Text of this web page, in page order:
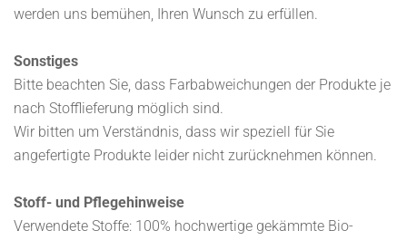
werden uns bemühen, Ihren Wunsch zu erfüllen.
Sonstiges
Bitte beachten Sie, dass Farbabweichungen der Produkte je
nach Stofflieferung möglich sind.
Wir bitten um Verständnis, dass wir speziell für Sie
angefertigte Produkte leider nicht zurücknehmen können.
Stoff- und Pflegehinweise
Verwendete Stoffe: 100% hochwertige gekämmte Bio-